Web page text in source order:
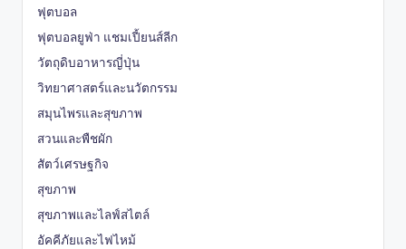
ฟุตบอล
ฟุตบอลยูฟ่า แชมเปี้ยนส์ลีก
วัตถุดิบอาหารญี่ปุ่น
วิทยาศาสตร์และนวัตกรรม
สมุนไพรและสุขภาพ
สวนและพืชผัก
สัตว์เศรษฐกิจ
สุขภาพ
สุขภาพและไลฟ์สไตล์
อัคคีภัยและไฟไหม้